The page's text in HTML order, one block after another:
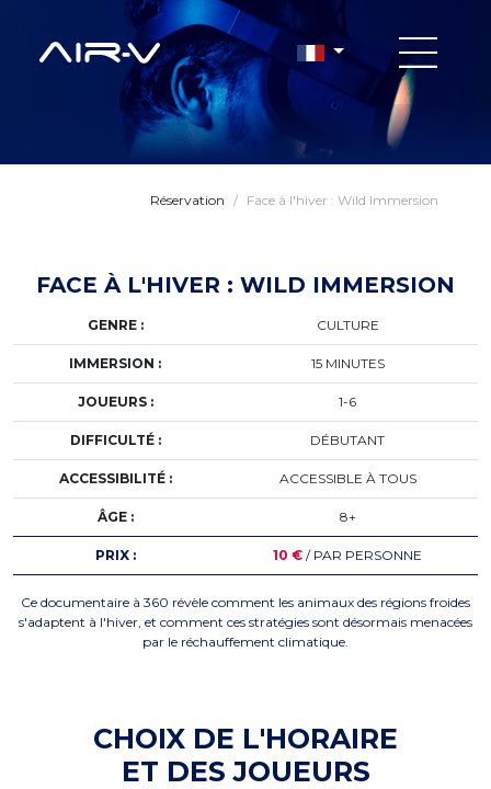
Réservation / Face à l'hiver : Wild Immersion
FACE À L'HIVER : WILD IMMERSION
GENRE : CULTURE
IMMERSION : 15 MINUTES
JOUEURS : 1-6
DIFFICULTÉ : DÉBUTANT
ACCESSIBILITÉ : ACCESSIBLE À TOUS
ÂGE : 8+
PRIX : 10 € / PAR PERSONNE
Ce documentaire à 360 révèle comment les animaux des régions froides
s'adaptent à l'hiver, et comment ces stratégies sont désormais menacées
par le réchauffement climatique.
CHOIX DE L'HORAIRE
ET DES JOUEURS